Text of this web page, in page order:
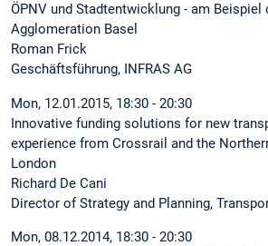
ÖPNV und Stadtentwicklung - am
Agglomeration Basel
Roman Frick
Geschäftsführung, INFRAS AG
Mon, 12.01.2015, 18:30 - 20:30
Innovative funding solutions for new
experience from Crossrail and the
London
Richard De Cani
Director of Strategy and Planning,
Mon, 08.12.2014, 18:30 - 20:30